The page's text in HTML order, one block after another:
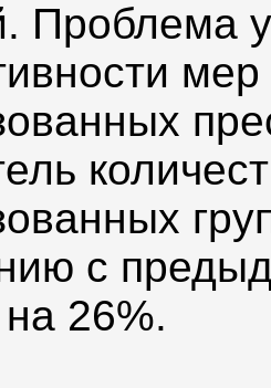
Проблема
с
26%.